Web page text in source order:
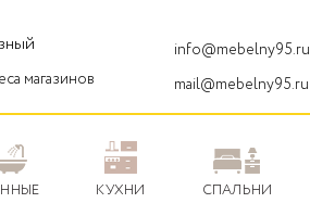
магазинов
info@mebelny95.ru
mail@mebelny95.ru
КУХНИ СПАЛЬНИ